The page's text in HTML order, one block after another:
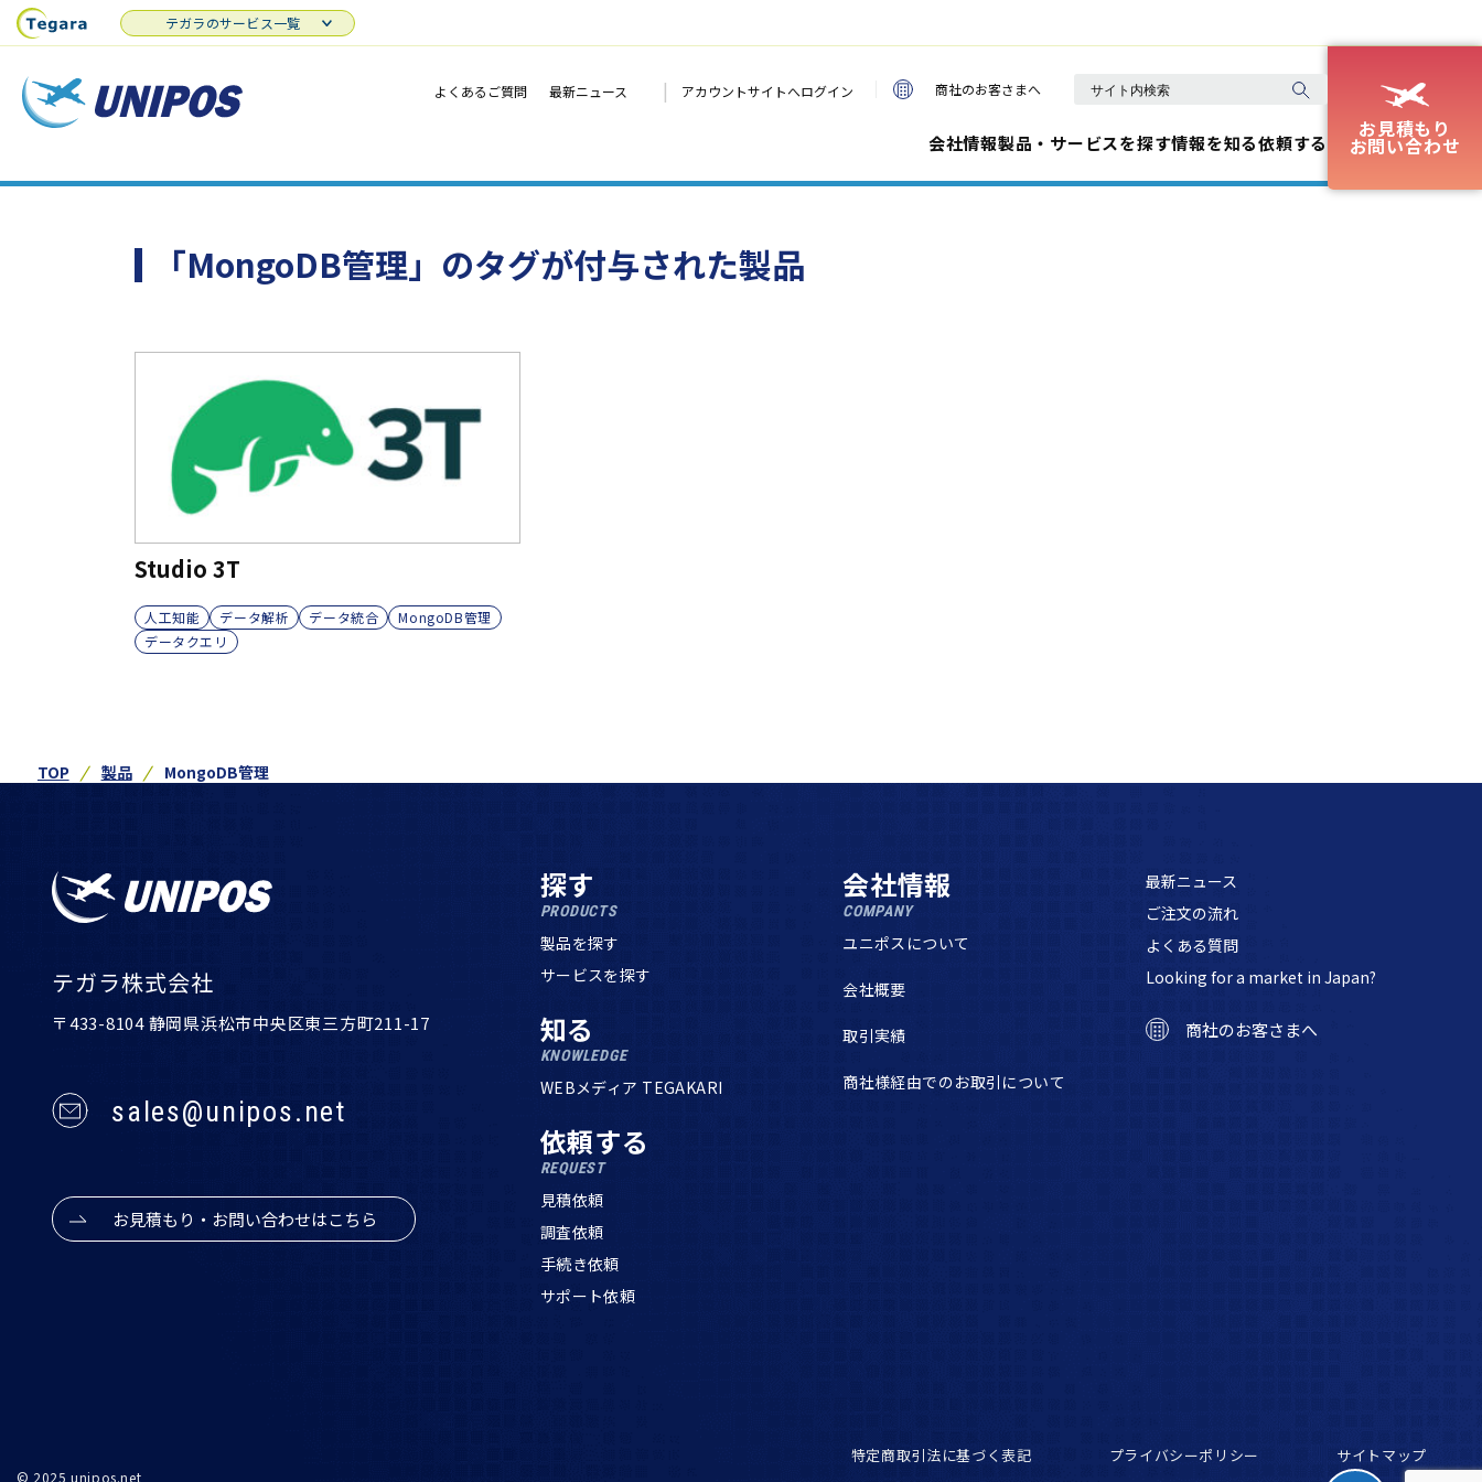
よくあるご質問 最新ニュース | アカウントサイトへログイン 商社のお客さまへ
会社情報製品・サービスを探す情報を知る依頼する
お見積もり
お問い合わせ
テガラのサービス一覧
「MongoDB管理」のタグが付与された製品
Studio 3T
人工知能 データ解析 データ統合
MongoDB管理
データクエリ
TOP 製品 MongoDB管理
テガラ株式会社
〒433-8104 静岡県浜松市中央区東三方町211-17
sales@unipos.net
お見積もり・お問い合わせはこちら
探す
PRODUCTS
製品を探す
サービスを探す
知る
KNOWLEDGE
WEBメディア TEGAKARI
依頼する
REQUEST
見積依頼
調査依頼
手続き依頼
サポート依頼
会社情報
COMPANY
ユニポスについて
会社概要
取引実績
商社様経由でのお取引について
最新ニュース
ご注文の流れ
よくある質問
Looking for a market in Japan?
商社のお客さまへ
© 2025 unipos.net
特定商取引法に基づく表記 プライバシーポリシー サイトマップ